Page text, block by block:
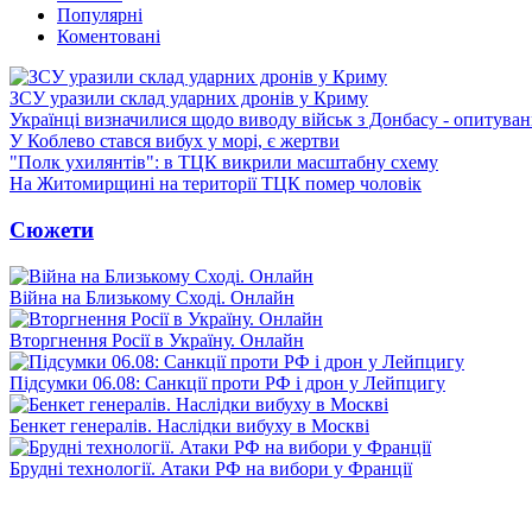
Популярні
Коментовані
ЗСУ уразили склад ударних дронів у Криму
Українці визначилися щодо виводу військ з Донбасу -
У Коблево стався вибух у морі, є жертви
"Полк ухилянтів": в ТЦК викрили масштабну схему
На Житомирщині на території ТЦК помер чоловік
Сюжети
Війна на Близькому Сході. Онлайн
Вторгнення Росії в Україну. Онлайн
Підсумки 06.08: Санкції проти РФ і дрон у Лейпцигу
Бенкет генералів. Наслідки вибуху в Москві
Брудні технології. Атаки РФ на вибори у Франції